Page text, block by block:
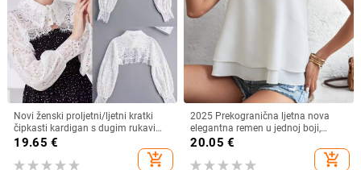
Novi ženski proljetni/ljetni kratki
čipkasti kardigan s dugim rukavima
i lažnim ovratnikom, otporan na
19.65 €
add_shopping_cart
2025 Prekogranična ljetna nova
elegantna remen u jednoj boji,
jednostavna remen s V-izrezom
20.05 €
add_shopping_cart